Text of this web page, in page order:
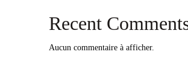
Recent
Aucun commentaire à afficher.